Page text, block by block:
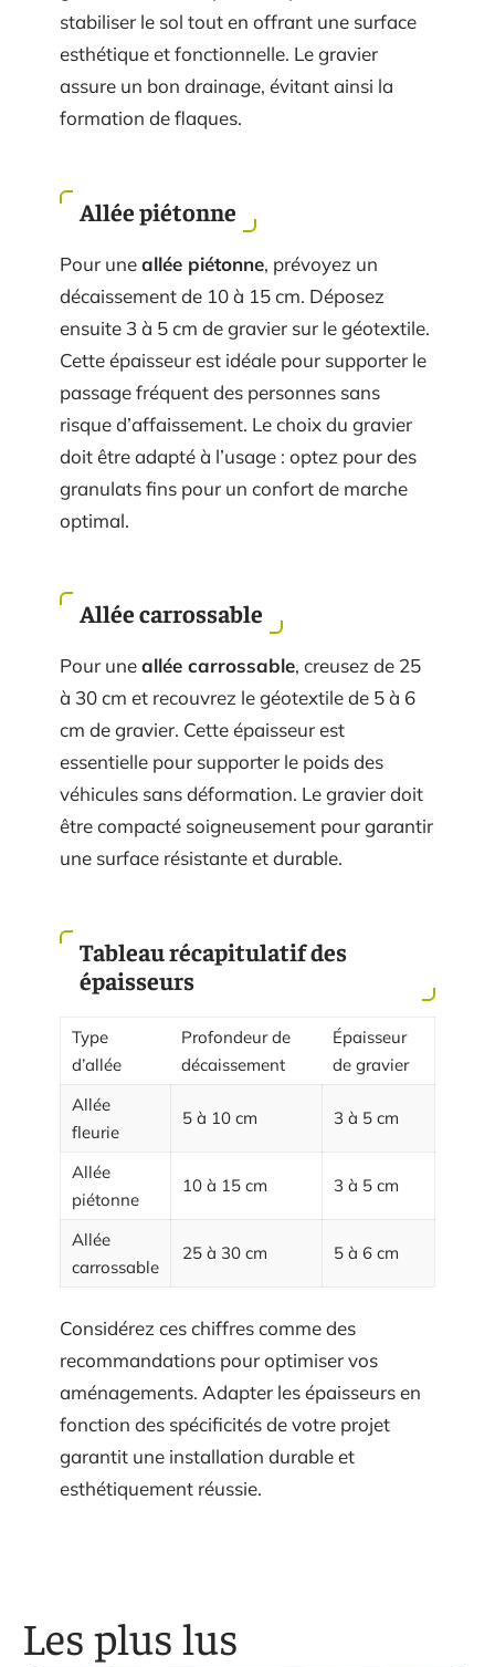
stabiliser le sol tout en offrant une surface
esthétique et fonctionnelle. Le gravier
assure un bon drainage, évitant ainsi la
formation de flaques.
Allée piétonne
Pour uneallée piétonne, prévoyez un
décaissement de 10 à 15 cm. Déposez
ensuite 3 à 5 cm de gravier sur le géotextile.
Cette épaisseur est idéale pour supporter le
passage fréquent des personnes sans
risque d’affaissement. Le choix du gravier
doit être adapté à l’usage : optez pour des
granulats fins pour un confort de marche
optimal.
Allée carrossable
Pour uneallée carrossable, creusez de 25
à 30 cm et recouvrez le géotextile de 5 à 6
cm de gravier. Cette épaisseur est
essentielle pour supporter le poids des
véhicules sans déformation. Le gravier doit
être compacté soigneusement pour garantir
une surface résistante et durable.
Tableau récapitulatif des
épaisseurs
Type
d’allée
Profondeur de
décaissement
Épaisseur
de gravier
Allée
fleurie
5 à 10 cm 3 à 5 cm
Allée
piétonne
10 à 15 cm 3 à 5 cm
Allée
carrossable
25 à 30 cm 5 à 6 cm
Considérez ces chiffres comme des
recommandations pour optimiser vos
aménagements. Adapter les épaisseurs en
fonction des spécificités de votre projet
garantit une installation durable et
esthétiquement réussie.
Les plus lus